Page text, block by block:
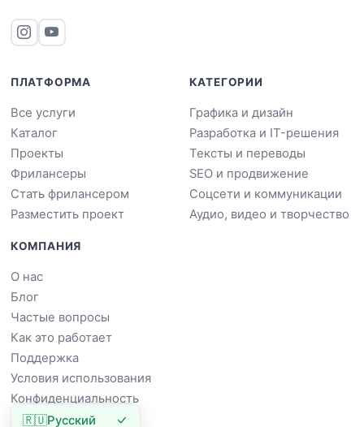
ПЛАТФОРМА
Все услуги
Каталог
Проекты
Фрилансеры
Стать фрилансером
Разместить проект
КАТЕГОРИИ
Графика и дизайн
Разработка и IT-решения
Тексты и переводы
SEO и продвижение
Соцсети и коммуникации
Аудио, видео и творчество
КОМПАНИЯ
О нас
Блог
Частые вопросы
Как это работает
Поддержка
Условия использования
Конфиденциальность
🇷🇺Русский